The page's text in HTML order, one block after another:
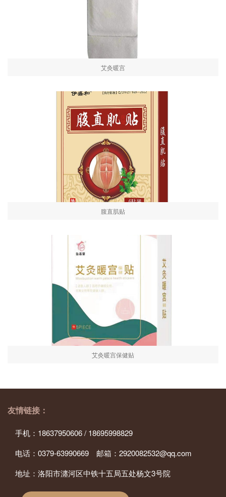
艾灸暖宫
腹直肌贴
艾灸暖宫保健贴
友情链接：
手机：18637950606 / 18695998829
电话：0379-63990669 邮箱：2920082532@qq.com
地址：洛阳市瀍河区中铁十五局五处杨文3号院